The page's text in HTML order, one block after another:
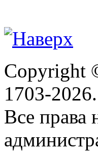
Copyright
1703-2026.
Все права